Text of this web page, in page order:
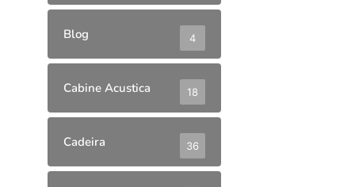
Blog 4
Cabine Acustica 18
Cadeira 36